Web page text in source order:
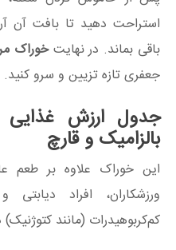
استراحت دهید تا بافت آن
باقی بماند. در نهایتخوراک
جعفری تازه تزیین و سرو کنید.
جدول ارزش
بالزامیک و قارچ
این خوراک علاوه بر طعم
ورزشکاران، افراد
کم‌کربوهیدرات (مانند کتوژنیک)